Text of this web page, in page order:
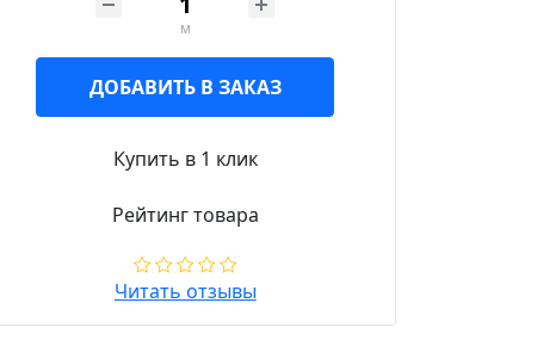
м
ДОБАВИТЬ В ЗАКАЗ
Купить в 1 клик
Рейтинг товара
Читать отзывы